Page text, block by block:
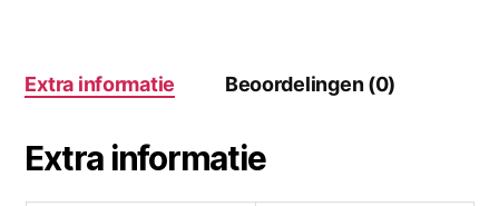
Extra informatie Beoordelingen (0)
Extra informatie